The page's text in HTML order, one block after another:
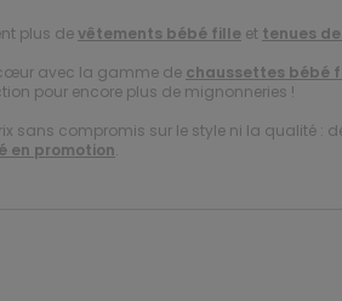
plus devêtements bébé fille et tenues
avec la gamme de chaussettes bébé
pour encore plus de mignonneries !
sans compromis sur le style ni la qualité :
en promotion.